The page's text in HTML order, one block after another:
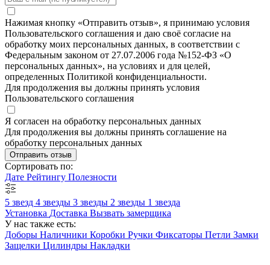
Нажимая кнопку «Отправить отзыв», я принимаю условия
Пользовательского соглашения и даю своё согласие на
обработку моих персональных данных, в соответствии с
Федеральным законом от 27.07.2006 года №152-ФЗ «О
персональных данных», на условиях и для целей,
определенных Политикой конфиденциальности.
Для продолжения вы должны принять условия
Пользовательского соглашения
Я согласен на обработку персональных данных
Для продолжения вы должны принять соглашение на
обработку персональных данных
Отправить отзыв
Сортировать по:
Дате Рейтингу Полезности
5 звезд 4 звезды 3 звезды 2 звезды 1 звезда
Установка Доставка Вызвать замерщика
У нас также есть:
Доборы Наличники Коробки Ручки Фиксаторы Петли Замки
Защелки Цилиндры Накладки